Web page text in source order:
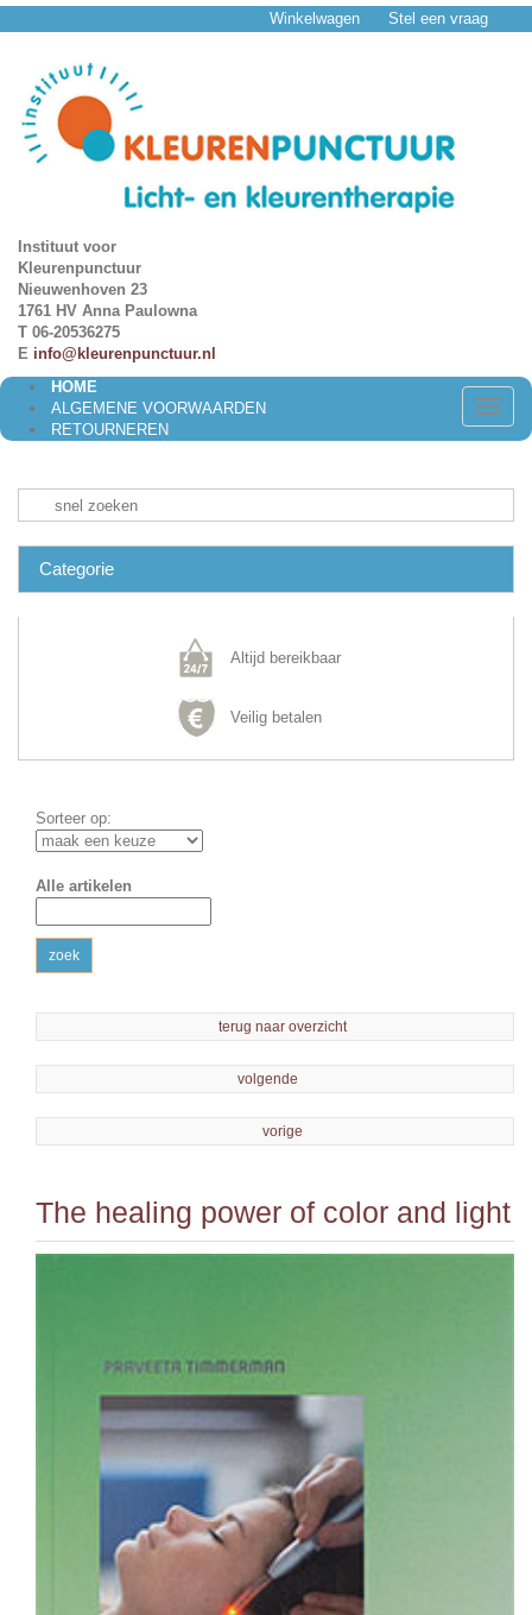
Winkelwagen Stel een vraag
Instituut voor
Kleurenpunctuur
Nieuwenhoven 23
1761 HV Anna Paulowna
T 06-20536275
E info@kleurenpunctuur.nl
Toggle
HOME
ALGEMENE VOORWAARDEN
RETOURNEREN
Categorie
Altijd bereikbaar
Veilig betalen
Sorteer op:
Alle artikelen
zoek
terug naar overzicht
volgende
vorige
The healing power of color and light